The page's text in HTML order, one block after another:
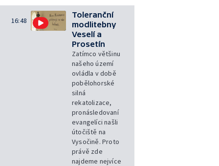
16:48
Toleranční
modlitebny
Veselí a
Prosetín
Zatímco většinu
našeho území
ovládla v době
pobělohorské
silná
rekatolizace,
pronásledovaní
evangelíci našli
útočiště na
Vysočině. Proto
právě zde
najdeme nejvíce